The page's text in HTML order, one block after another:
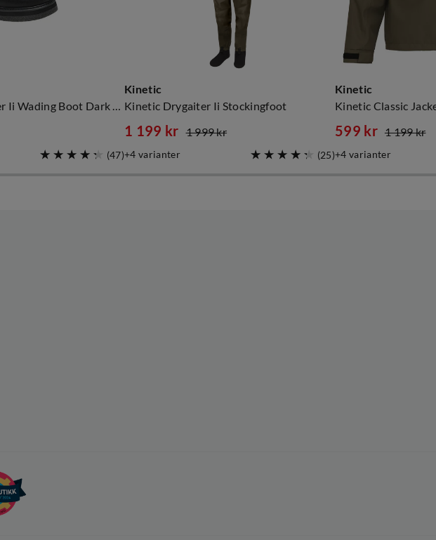
Kinetic Rockgaiter Ii Wading Boot Dark Olive
(47)
Kinetic
Kinetic Drygaiter Ii Stockingfoot
price
1 199 kr
price
1 999 kr
4 varianter (25)
Kinetic
Kinetic Classic
price
599 kr
price
1 199 kr
4 varianter